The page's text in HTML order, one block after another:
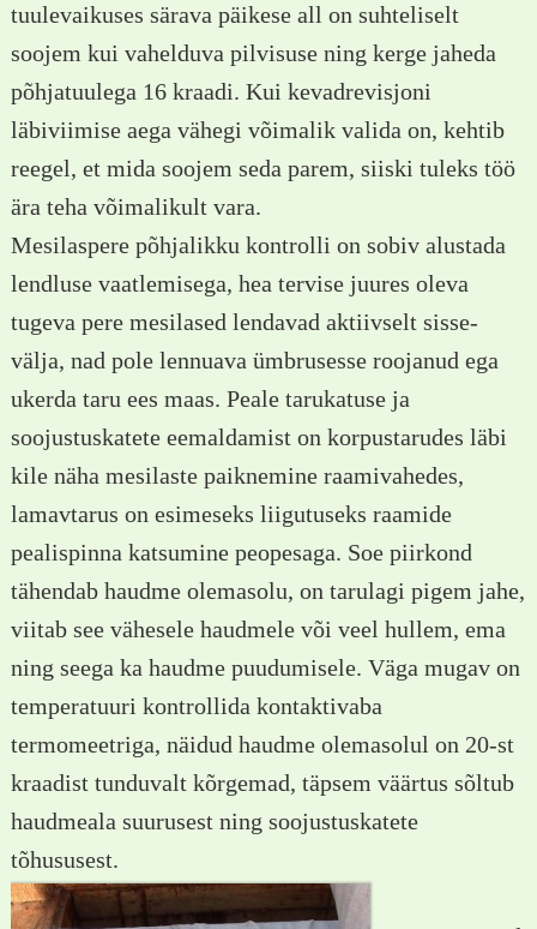
tuulevaikuses särava päikese all on suhteliselt
soojem kui vahelduva pilvisuse ning kerge jaheda
põhjatuulega 16 kraadi. Kui kevadrevisjoni
läbiviimise aega vähegi võimalik valida on, kehtib
reegel, et mida soojem seda parem, siiski tuleks töö
ära teha võimalikult vara.
Mesilaspere põhjalikku kontrolli on sobiv alustada
lendluse vaatlemisega, hea tervise juures oleva
tugeva pere mesilased lendavad aktiivselt sisse-
välja, nad pole lennuava ümbrusesse roojanud ega
ukerda taru ees maas. Peale tarukatuse ja
soojustuskatete eemaldamist on korpustarudes läbi
kile näha mesilaste paiknemine raamivahedes,
lamavtarus on esimeseks liigutuseks raamide
pealispinna katsumine peopesaga. Soe piirkond
tähendab haudme olemasolu, on tarulagi pigem jahe,
viitab see vähesele haudmele või veel hullem, ema
ning seega ka haudme puudumisele. Väga mugav on
temperatuuri kontrollida kontaktivaba
termomeetriga, näidud haudme olemasolul on 20-st
kraadist tunduvalt kõrgemad, täpsem väärtus sõltub
haudmeala suurusest ning soojustuskatete
tõhususest.